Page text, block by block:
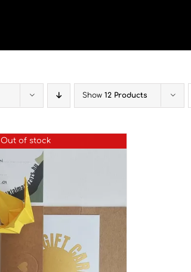
Show 12 Products
Out of stock